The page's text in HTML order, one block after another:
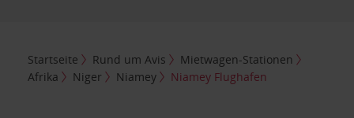
Startseite Rund um Avis
Mietwagen-Stationen
Afrika
Niger Niamey Niamey Flughafen